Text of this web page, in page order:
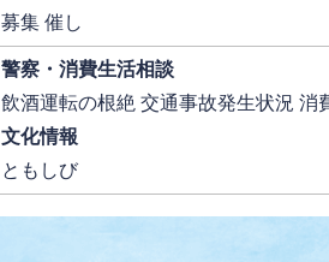
募集 催し
警察・消費生活相談
飲酒運転の根絶 交通事故発生状況 消
文化情報
ともしび